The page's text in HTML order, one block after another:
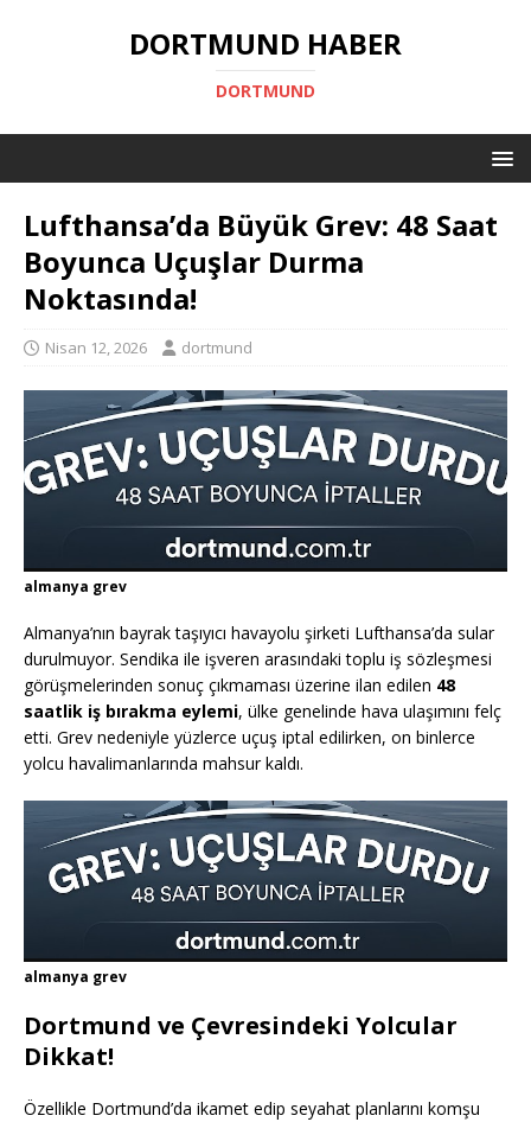
DORTMUND HABER
DORTMUND
Lufthansa’da Büyük Grev: 48 Saat
Boyunca Uçuşlar Durma
Noktasında!
Nisan 12, 2026 dortmund
almanya grev
Almanya’nın bayrak taşıyıcı havayolu şirketi Lufthansa’da sular
durulmuyor. Sendika ile işveren arasındaki toplu iş sözleşmesi
görüşmelerinden sonuç çıkmaması üzerine ilan edilen 48
saatlik iş bırakma eylemi, ülke genelinde hava ulaşımını felç
etti. Grev nedeniyle yüzlerce uçuş iptal edilirken, on binlerce
yolcu havalimanlarında mahsur kaldı.
almanya grev
Dortmund ve Çevresindeki Yolcular
Dikkat!
Özellikle Dortmund’da ikamet edip seyahat planlarını komşu